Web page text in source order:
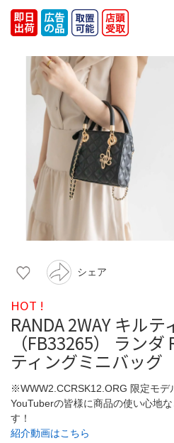
シェア
HOT !
RANDA 2WAY キル
（FB33265） ランダ
ティングミニバッグ
※WWW2.CCRSK12.ORG 限定モデ
YouTuberの皆様に商品の使い心地
す！
紹介動画はこちら